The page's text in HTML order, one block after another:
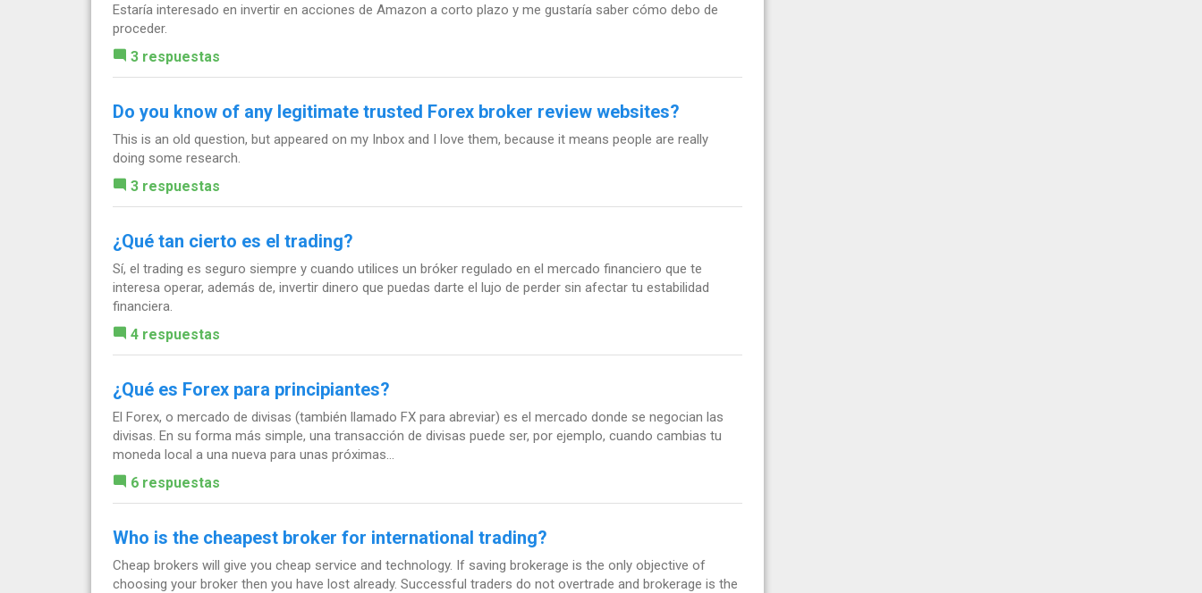
Estaría interesado en invertir en acciones de Amazon a corto plazo y me gustaría saber cómo debo de
proceder.
3 respuestas
Do you know of any legitimate trusted Forex broker review websites?
This is an old question, but appeared on my Inbox and I love them, because it means people are really
doing some research.
3 respuestas
¿Qué tan cierto es el trading?
Sí, el trading es seguro siempre y cuando utilices un bróker regulado en el mercado financiero que te
interesa operar, además de, invertir dinero que puedas darte el lujo de perder sin afectar tu estabilidad
financiera.
4 respuestas
¿Qué es Forex para principiantes?
El Forex, o mercado de divisas (también llamado FX para abreviar) es el mercado donde se negocian las
divisas. En su forma más simple, una transacción de divisas puede ser, por ejemplo, cuando cambias tu
moneda local a una nueva para unas próximas...
6 respuestas
Who is the cheapest broker for international trading?
Cheap brokers will give you cheap service and technology. If saving brokerage is the only objective of
choosing your broker then you have lost already. Successful traders do not overtrade and brokerage is the